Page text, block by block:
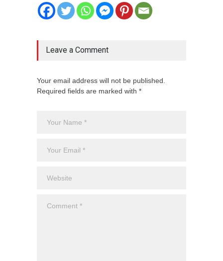
Leave a Comment
Your email address will not be published.
Required fields are marked with *